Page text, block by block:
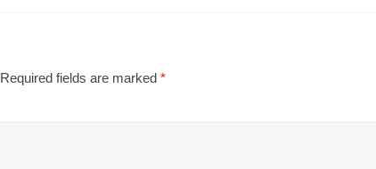
Required fields are marked *